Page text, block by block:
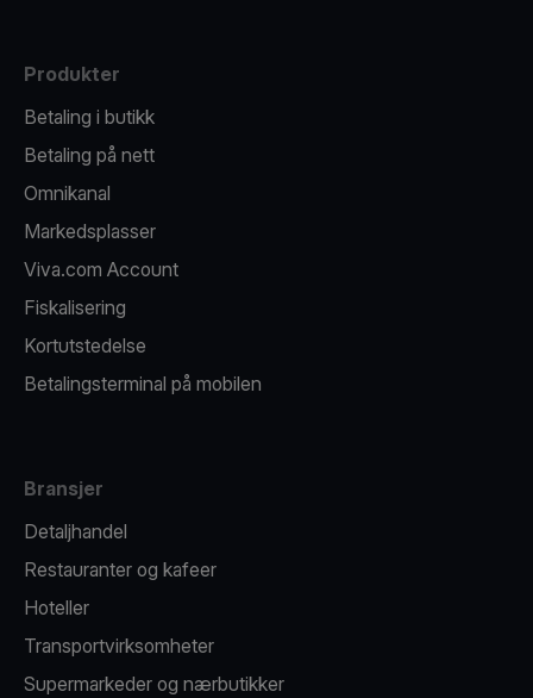
Produkter
Betaling i butikk
Betaling på nett
Omnikanal
Markedsplasser
Viva.com Account
Fiskalisering
Kortutstedelse
Betalingsterminal på mobilen
Bransjer
Detaljhandel
Restauranter og kafeer
Hoteller
Transportvirksomheter
Supermarkeder og nærbutikker